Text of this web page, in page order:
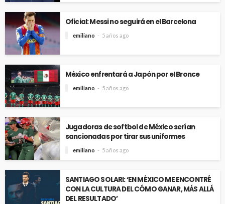
Oficial: Messi no seguirá en el Barcelona
emiliano 5 años ago
México enfrentará a Japón por el Bronce
emiliano 5 años ago
Jugadoras de softbol de México serían
sancionadas por tirar sus uniformes
emiliano 5 años ago
SANTIAGO SOLARI: ‘EN MÉXICO ME ENCONTRÉ
CON LA CULTURA DEL CÓMO GANAR, MÁS ALLÁ
DEL RESULTADO’